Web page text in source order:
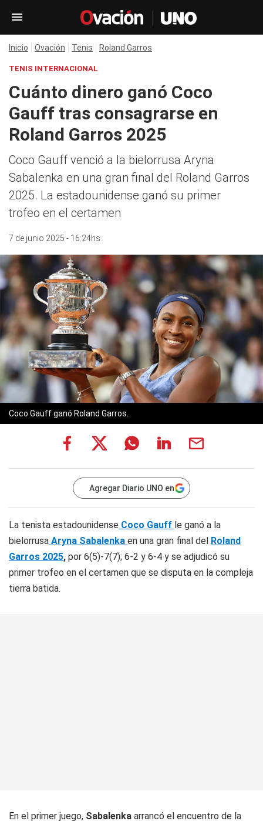
Inicio Ovación Tenis Roland Garros
TENIS INTERNACIONAL
Cuánto dinero ganó Coco
Gauff tras consagrarse en
Roland Garros 2025
Coco Gauff venció a la bielorrusa Aryna
Sabalenka en una gran final del Roland Garros
2025. La estadounidense ganó su primer
trofeo en el certamen
7 de junio 2025 - 16:24hs
Coco Gauff ganó Roland Garros.
Agregar Diario UNO en
La tenista estadounidense Coco Gauff le ganó a la
bielorrusa Aryna Sabalenka en una gran final del Roland
Garros 2025, por 6(5)-7(7); 6-2 y 6-4 y se adjudicó su
primer trofeo en el certamen que se disputa en la compleja
tierra batida.
En el primer juego, Sabalenka arrancó el encuentro de la